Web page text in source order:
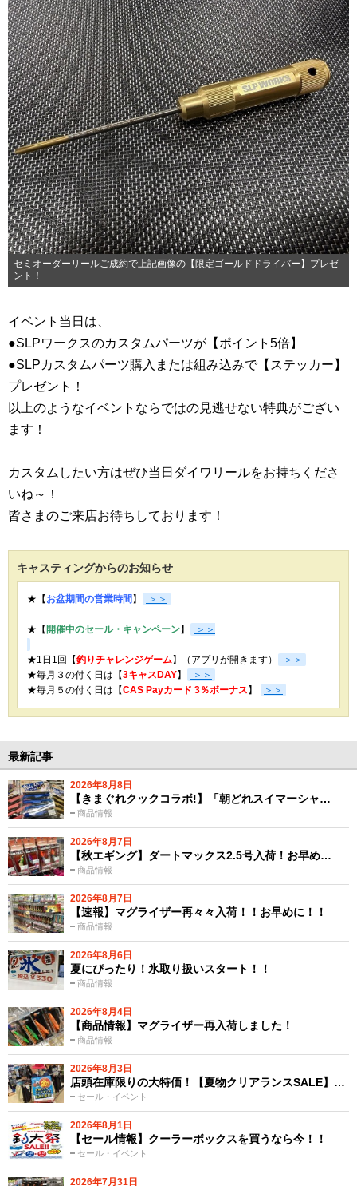
セミオーダーリールご成約で上記画像の【限定ゴールドドライバー】プレゼ
ント！
イベント当日は、
●SLPワークスのカスタムパーツが【ポイント5倍】
●SLPカスタムパーツ購入または組み込みで【ステッカー】
プレゼント！
以上のようなイベントならではの見逃せない特典がござい
ます！
カスタムしたい方はぜひ当日ダイワリールをお持ちくださ
いね～！
皆さまのご来店お待ちしております！
キャスティングからのお知らせ
★【お盆期間の営業時間】 ＞＞
★【開催中のセール・キャンペーン】 ＞＞
★1日1回【釣りチャレンジゲーム】（アプリが開きます）
＞＞
★毎月３の付く日は【3キャスDAY】
＞＞
★毎月５の付く日は【CAS Payカード 3％ボーナス】 ＞＞
最新記事
2026年8月8日
商品情報
【きまぐれクックコラボ!】「朝どれスイマーシャ…
2026年8月7日
商品情報
【秋エギング】ダートマックス2.5号入荷！お早め…
2026年8月7日
商品情報
【速報】マグライザー再々々入荷！！お早めに！！
2026年8月6日
商品情報
夏にぴったり！氷取り扱いスタート！！
2026年8月4日
商品情報
【商品情報】マグライザー再入荷しました！
2026年8月3日
セール・イベント
店頭在庫限りの大特価！【夏物クリアランスSALE】…
2026年8月1日
セール・イベント
【セール情報】クーラーボックスを買うなら今！！
2026年7月31日